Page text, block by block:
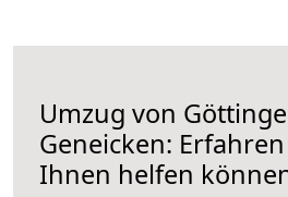
Umzug von
Geneicken:
Ihnen helfen